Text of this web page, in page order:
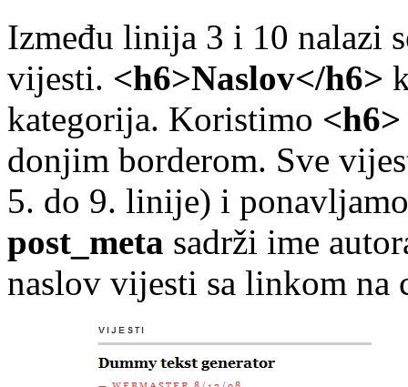
Između linija 3 i 10 nalazi
vijesti. <h6>Naslov</h6>
kategorija. Koristimo <h6>
donjim borderom. Sve
5. do 9. linije) i
post_meta sadrži ime
naslov vijesti sa linkom na